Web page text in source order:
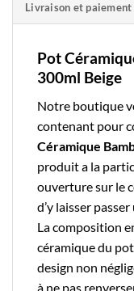
Livraison et paiement
Pot
300ml Beige
Notre boutique
contenant pour
Céramique
produit a la
ouverture sur le
d’y laisser
La composition
céramique du
design non
à ne pas